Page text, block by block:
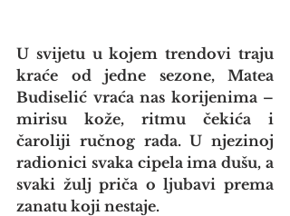
U svijetu u kojem trendovi traju
kraće od jedne sezone, Matea
Budiselić vraća nas korijenima –
mirisu kože, ritmu čekića i
čaroliji ručnog rada. U njezinoj
radionici svaka cipela ima dušu, a
svaki žulj priča o ljubavi prema
zanatu koji nestaje.